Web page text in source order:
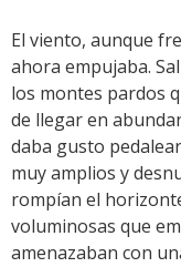
El viento, aunque
ahora empujaba.
los montes pardos
de llegar en
daba gusto
muy amplios y
rompían el
voluminosas que
amenazaban con